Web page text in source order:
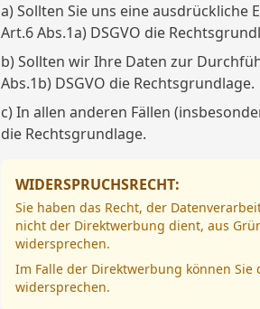
a) Sollten Sie uns eine
Art.6 Abs.1a) DSGVO die
b) Sollten wir Ihre Daten zur
Abs.1b) DSGVO die Rechtsgrundlage.
c) In allen anderen Fällen
die Rechtsgrundlage.
WIDERSPRUCHSRECHT:
Sie haben das Recht, der
nicht der Direktwerbung dient, aus
widersprechen.
Im Falle der Direktwerbung können
widersprechen.